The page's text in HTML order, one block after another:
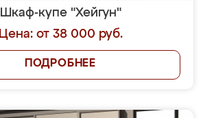
Шкаф-купе "Хейгун"
Цена: от 38 000 руб.
ПОДРОБНЕЕ